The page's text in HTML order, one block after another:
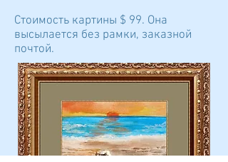
Стоимость картины $ 99. Она
высылается без рамки, заказной
почтой.